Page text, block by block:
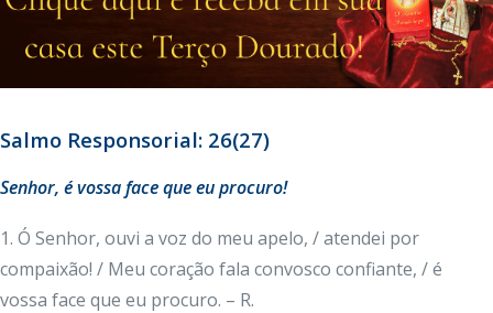
Salmo Responsorial: 26(27)
Senhor, é vossa face que eu procuro!
1. Ó Senhor, ouvi a voz do meu apelo, / atendei por
compaixão! / Meu coração fala convosco confiante, / é
vossa face que eu procuro. – R.